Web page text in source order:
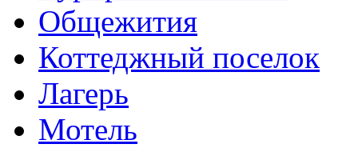
Общежития
Коттеджный поселок
Лагерь
Мотель